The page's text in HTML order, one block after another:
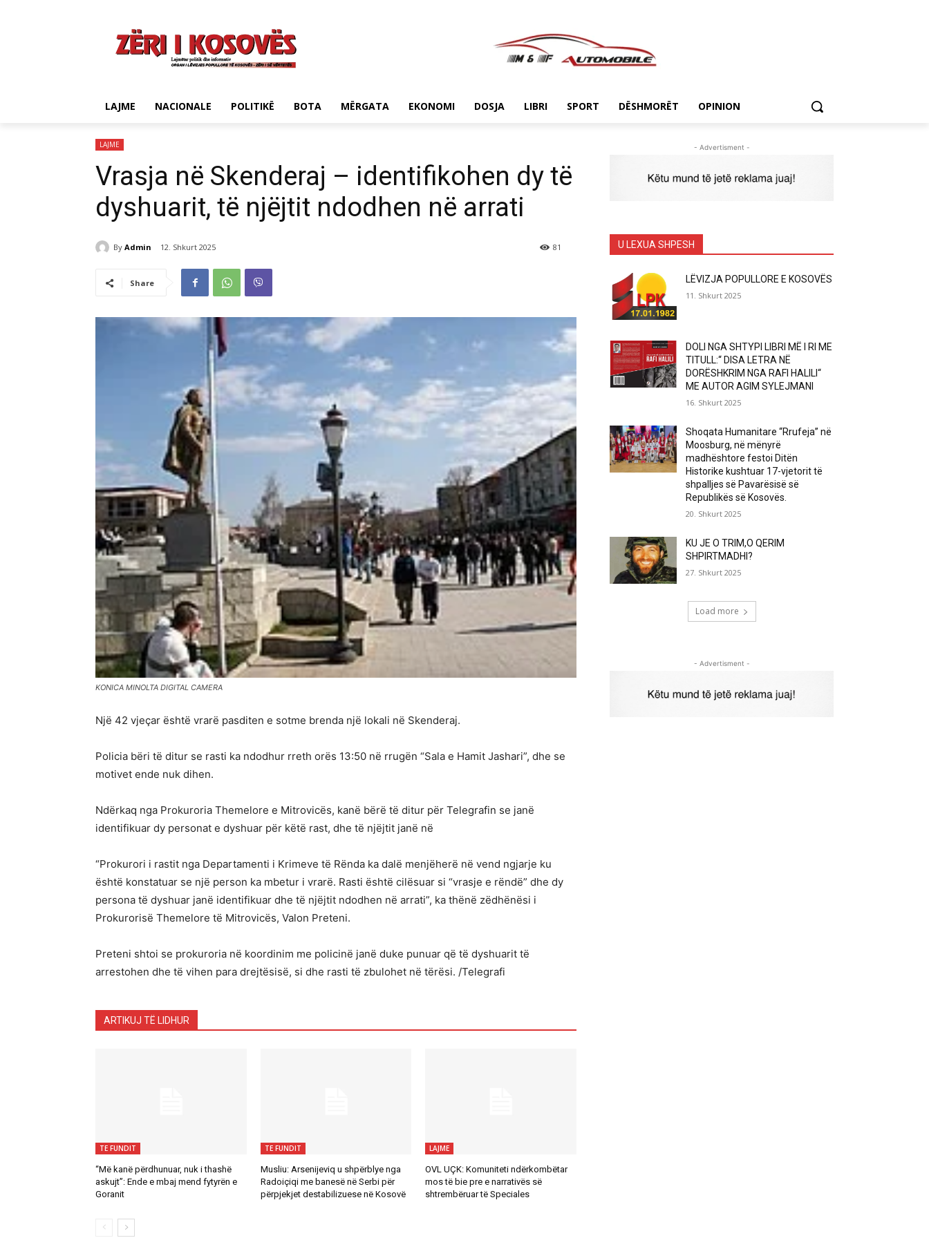
LAJME NACIONALE POLITIKË BOTA MËRGATA EKONOMI DOSJA LIBRI SPORT DËSHMORËT OPINION
LAJME
Vrasja në Skenderaj – identifikohen dy të
dyshuarit, të njëjtit ndodhen në arrati
By Admin 12. Shkurt 2025 81
Share
KONICA MINOLTA DIGITAL CAMERA
Një 42 vjeçar është vrarë pasditen e sotme brenda një lokali në Skenderaj.
Policia bëri të ditur se rasti ka ndodhur rreth orës 13:50 në rrugën “Sala e Hamit Jashari”, dhe se
motivet ende nuk dihen.
Ndërkaq nga Prokuroria Themelore e Mitrovicës, kanë bërë të ditur për Telegrafin se janë
identifikuar dy personat e dyshuar për këtë rast, dhe të njëjtit janë në
“Prokurori i rastit nga Departamenti i Krimeve të Rënda ka dalë menjëherë në vend ngjarje ku
është konstatuar se një person ka mbetur i vrarë. Rasti është cilësuar si “vrasje e rëndë” dhe dy
persona të dyshuar janë identifikuar dhe të njëjtit ndodhen në arrati”, ka thënë zëdhënësi i
Prokurorisë Themelore të Mitrovicës, Valon Preteni.
Preteni shtoi se prokuroria në koordinim me policinë janë duke punuar që të dyshuarit të
arrestohen dhe të vihen para drejtësisë, si dhe rasti të zbulohet në tërësi. /Telegrafi
ARTIKUJ TË LIDHUR
TE FUNDIT
“Më kanë përdhunuar, nuk i thashë
askujt”: Ende e mbaj mend fytyrën e
Goranit
TE FUNDIT
Musliu: Arsenijeviq u shpërblye nga
Radoiçiqi me banesë në Serbi për
përpjekjet destabilizuese në Kosovë
LAJME
OVL UÇK: Komuniteti ndërkombëtar
mos të bie pre e narrativës së
shtrembëruar të Speciales
- Advertisment -
U LEXUA SHPESH
LËVIZJA POPULLORE E KOSOVËS
11. Shkurt 2025
DOLI NGA SHTYPI LIBRI MË I RI ME
TITULL:“ DISA LETRA NË
DORËSHKRIM NGA RAFI HALILI“
ME AUTOR AGIM SYLEJMANI
16. Shkurt 2025
Shoqata Humanitare “Rrufeja” në
Moosburg, në mënyrë
madhështore festoi Ditën
Historike kushtuar 17-vjetorit të
shpalljes së Pavarësisë së
Republikës së Kosovës.
20. Shkurt 2025
KU JE O TRIM,O QERIM
SHPIRTMADHI?
27. Shkurt 2025
Load more
- Advertisment -